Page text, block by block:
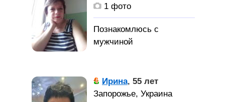
1 фото
Ирина, 55 лет
Запорожье, Украина